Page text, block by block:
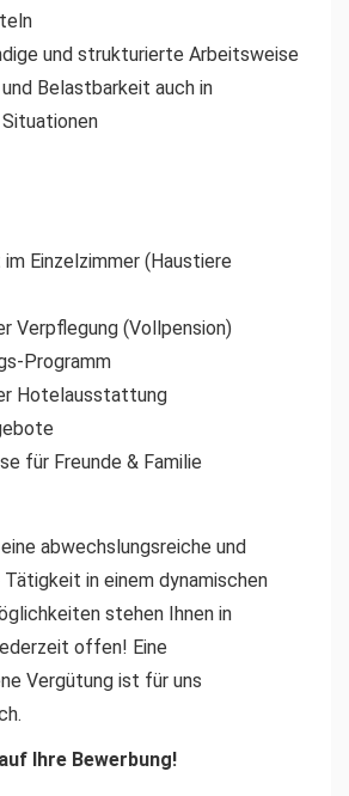
und strukturierte Arbeitsweise
Belastbarkeit auch in
Einzelzimmer (Haustiere
Verpflegung (Vollpension)
Programm
Hotelausstattung
für Freunde & Familie
abwechslungsreiche und
in einem dynamischen
stehen Ihnen in
offen! Eine
Vergütung ist für uns
Ihre Bewerbung!